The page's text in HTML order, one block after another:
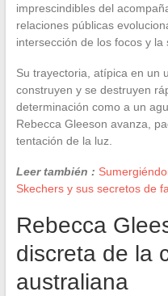
imprescindibles del
relaciones públicas
intersección de los focos y la
Su trayectoria, atípica en un
construyen y se destruyen
determinación como a un
Rebecca Gleeson avanza,
tentación de la luz.
Leer también :
Skechers y sus secretos de
Rebecca
discreta de la
australiana